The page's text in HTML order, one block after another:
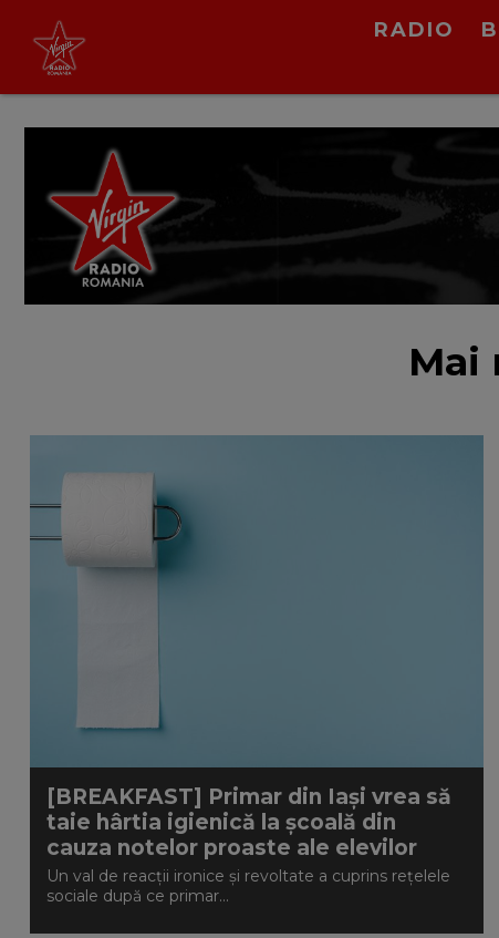
RADIO
Mai
[BREAKFAST] Primar din Iași vrea să
taie hârtia igienică la școală din
cauza notelor proaste ale elevilor
Un val de reacții ironice și revoltate a cuprins rețelele
sociale după ce primar...